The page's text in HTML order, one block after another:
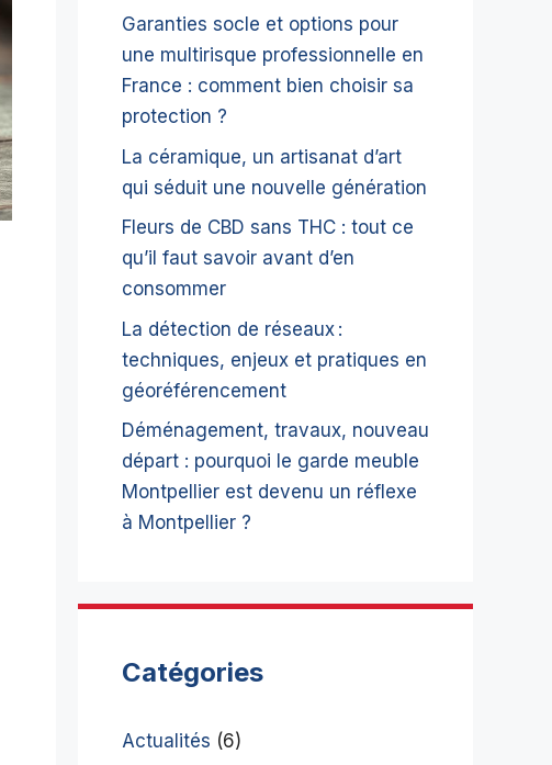
Garanties socle et options pour
une multirisque professionnelle en
France : comment bien choisir sa
protection ?
La céramique, un artisanat d’art
qui séduit une nouvelle génération
Fleurs de CBD sans THC : tout ce
qu’il faut savoir avant d’en
consommer
La détection de réseaux :
techniques, enjeux et pratiques en
géoréférencement
Déménagement, travaux, nouveau
départ : pourquoi le garde meuble
Montpellier est devenu un réflexe
à Montpellier ?
Catégories
Actualités (6)